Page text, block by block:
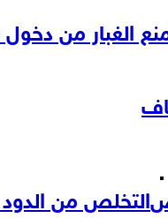
الغبار من
التخلص من